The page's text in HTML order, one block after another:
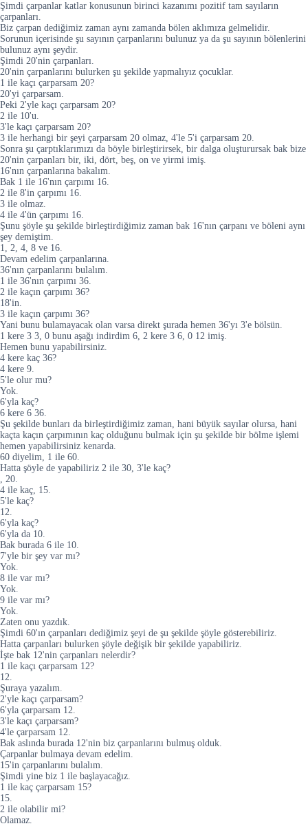
Şimdi çarpanlar katlar konusunun birinci kazanımı pozitif tam sayıların
çarpanları.
Biz çarpan dediğimiz zaman aynı zamanda bölen aklımıza gelmelidir.
Sorunun içerisinde şu sayının çarpanlarını bulunuz ya da şu sayının bölenlerini
bulunuz aynı şeydir.
Şimdi 20'nin çarpanları.
20'nin çarpanlarını bulurken şu şekilde yapmalıyız çocuklar.
1 ile kaçı çarparsam 20?
20'yi çarparsam.
Peki 2'yle kaçı çarparsam 20?
2 ile 10'u.
3'le kaçı çarparsam 20?
3 ile herhangi bir şeyi çarparsam 20 olmaz, 4'le 5'i çarparsam 20.
Sonra şu çarptıklarımızı da böyle birleştirirsek, bir dalga oluşturursak bak bize
20'nin çarpanları bir, iki, dört, beş, on ve yirmi imiş.
16'nın çarpanlarına bakalım.
Bak 1 ile 16'nın çarpımı 16.
2 ile 8'in çarpımı 16.
3 ile olmaz.
4 ile 4'ün çarpımı 16.
Şunu şöyle şu şekilde birleştirdiğimiz zaman bak 16'nın çarpanı ve böleni aynı
şey demiştim.
1, 2, 4, 8 ve 16.
Devam edelim çarpanlarına.
36'nın çarpanlarını bulalım.
1 ile 36'nın çarpımı 36.
2 ile kaçın çarpımı 36?
18'in.
3 ile kaçın çarpımı 36?
Yani bunu bulamayacak olan varsa direkt şurada hemen 36'yı 3'e bölsün.
1 kere 3 3, 0 bunu aşağı indirdim 6, 2 kere 3 6, 0 12 imiş.
Hemen bunu yapabilirsiniz.
4 kere kaç 36?
4 kere 9.
5'le olur mu?
Yok.
6'yla kaç?
6 kere 6 36.
Şu şekilde bunları da birleştirdiğimiz zaman, hani büyük sayılar olursa, hani
kaçta kaçın çarpımının kaç olduğunu bulmak için şu şekilde bir bölme işlemi
hemen yapabilirsiniz kenarda.
60 diyelim, 1 ile 60.
Hatta şöyle de yapabiliriz 2 ile 30, 3'le kaç?
, 20.
4 ile kaç, 15.
5'le kaç?
12.
6'yla kaç?
6'yla da 10.
Bak burada 6 ile 10.
7'yle bir şey var mı?
Yok.
8 ile var mı?
Yok.
9 ile var mı?
Yok.
Zaten onu yazdık.
Şimdi 60'ın çarpanları dediğimiz şeyi de şu şekilde şöyle gösterebiliriz.
Hatta çarpanları bulurken şöyle değişik bir şekilde yapabiliriz.
İşte bak 12'nin çarpanları nelerdir?
1 ile kaçı çarparsam 12?
12.
Şuraya yazalım.
2'yle kaçı çarparsam?
6'yla çarparsam 12.
3'le kaçı çarparsam?
4'le çarparsam 12.
Bak aslında burada 12'nin biz çarpanlarını bulmuş olduk.
Çarpanlar bulmaya devam edelim.
15'in çarpanlarını bulalım.
Şimdi yine biz 1 ile başlayacağız.
1 ile kaç çarparsam 15?
15.
2 ile olabilir mi?
Olamaz.